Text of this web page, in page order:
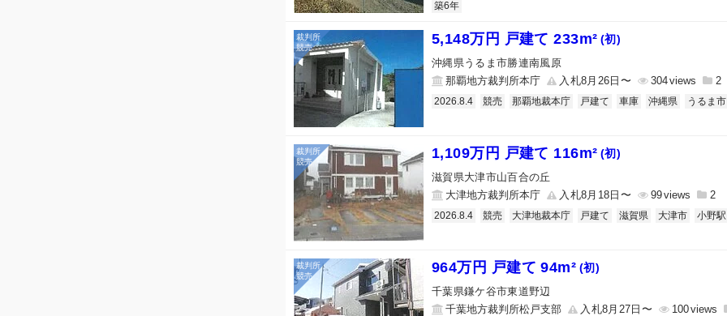
築6年
5,148万円 戸建て 233m² (初)
沖縄県うるま市勝連南風原
那覇地方裁判所本庁
入札8月26日〜 304 2
2026.8.4 競売 那覇地裁本庁 戸建て 車庫 沖縄県 うるま市
1,109万円 戸建て 116m² (初)
滋賀県大津市山百合の丘
大津地方裁判所本庁
入札8月18日〜 99 2
2026.8.4 競売 大津地裁本庁 戸建て 滋賀県 大津市 小野駅
964万円 戸建て 94m² (初)
千葉県鎌ケ谷市東道野辺
千葉地方裁判所松戸支部
入札8月27日〜 100